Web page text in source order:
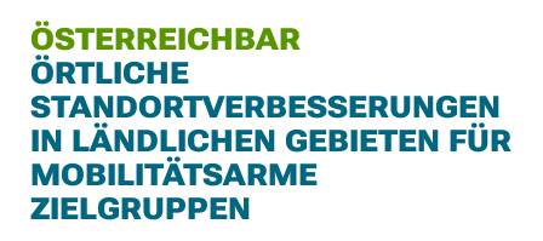
ÖSTERREICHBAR
ÖRTLICHE
STANDORTVERBESSERUNGEN
IN LÄNDLICHEN GEBIETEN FÜR
MOBILITÄTSARME
ZIELGRUPPEN